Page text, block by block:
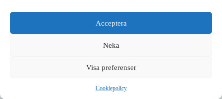
Acceptera
Neka
Visa preferenser
Cookiepolicy
Om företaget
Om oss
Kontakta oss